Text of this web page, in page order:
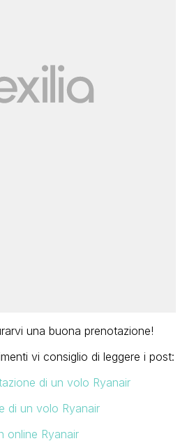
una buona prenotazione!
vi consiglio di leggere i post:
di un volo Ryanair
di un volo Ryanair
online Ryanair